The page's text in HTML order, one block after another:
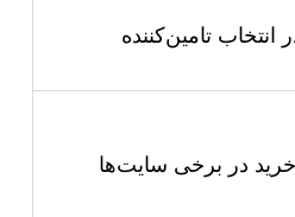
انتخاب تامین‌کننده
خرید در برخی سایت‌ها